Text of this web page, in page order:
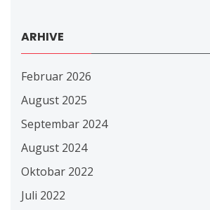
ARHIVE
Februar 2026
August 2025
Septembar 2024
August 2024
Oktobar 2022
Juli 2022